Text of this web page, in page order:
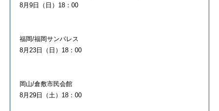
8月9日（日）18：00
福岡/福岡サンパレス
8月23日（日）18：00
岡山/倉敷市民会館
8月29日（土）18：00